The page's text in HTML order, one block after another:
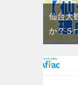
仙台大
か？５